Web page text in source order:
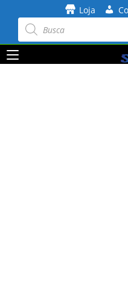
conteúdo
Loja
Pesquisar
produtos